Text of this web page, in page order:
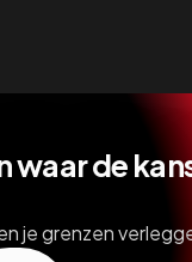
waar de
je grenzen